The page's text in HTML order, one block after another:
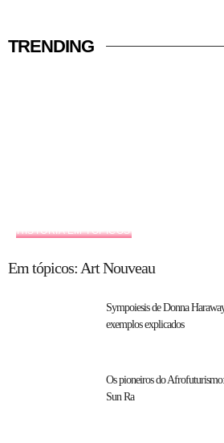
TRENDING
HISTÓRIA EM TÓPICOS
Em tópicos: Art Nouveau
Sympoiesis de Donna
exemplos explicados
Os pioneiros do
Sun Ra